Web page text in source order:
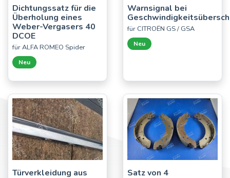
Dichtungssatz für die
Überholung eines
Weber-Vergasers 40
DCOE
für ALFA ROMEO Spider
Neu
Warnsignal bei
für CITROËN GS / GSA
Neu
Türverkleidung aus
Satz von 4